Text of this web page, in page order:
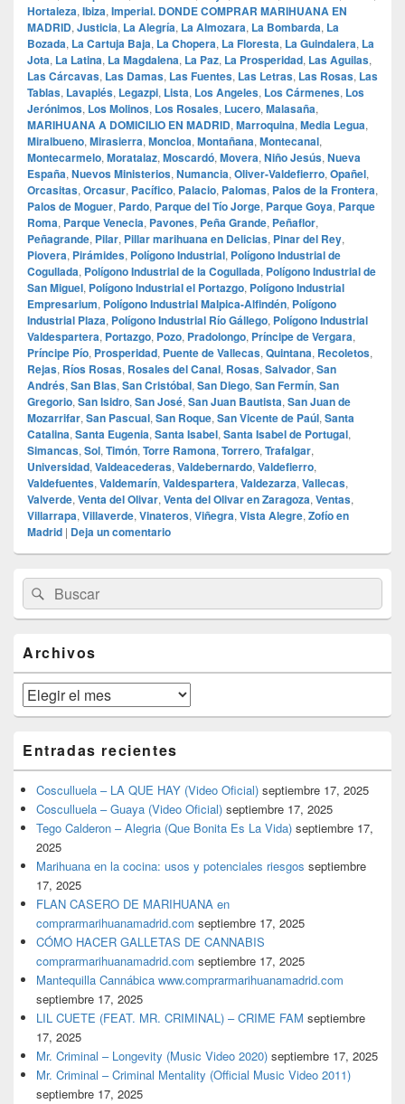
Hortaleza, Ibiza, Imperial. DONDE COMPRAR MARIHUANA EN
MADRID, Justicia, La Alegría, La Almozara, La Bombarda, La
Bozada, La Cartuja Baja, La Chopera, La Floresta, La Guindalera, La
Jota, La Latina, La Magdalena, La Paz, La Prosperidad, Las Aguilas,
Las Cárcavas, Las Damas, Las Fuentes, Las Letras, Las Rosas, Las
Tablas, Lavapiés, Legazpi, Lista, Los Angeles, Los Cármenes, Los
Jerónimos, Los Molinos, Los Rosales, Lucero, Malasaña,
MARIHUANA A DOMICILIO EN MADRID, Marroquina, Media Legua,
Miralbueno, Mirasierra, Moncloa, Montañana, Montecanal,
Montecarmelo, Moratalaz, Moscardó, Movera, Niño Jesús, Nueva
España, Nuevos Ministerios, Numancia, Oliver-Valdefierro, Opañel,
Orcasitas, Orcasur, Pacífico, Palacio, Palomas, Palos de la Frontera,
Palos de Moguer, Pardo, Parque del Tío Jorge, Parque Goya, Parque
Roma, Parque Venecia, Pavones, Peña Grande, Peñaflor,
Peñagrande, Pilar, Pillar marihuana en Delicias, Pinar del Rey,
Piovera, Pirámides, Polígono Industrial, Polígono Industrial de
Cogullada, Polígono Industrial de la Cogullada, Polígono Industrial de
San Miguel, Polígono Industrial el Portazgo, Polígono Industrial
Empresarium, Polígono Industrial Malpica-Alfindén, Polígono
Industrial Plaza, Polígono Industrial Río Gállego, Polígono Industrial
Valdespartera, Portazgo, Pozo, Pradolongo, Príncipe de Vergara,
Príncipe Pío, Prosperidad, Puente de Vallecas, Quintana, Recoletos,
Rejas, Ríos Rosas, Rosales del Canal, Rosas, Salvador, San
Andrés, San Blas, San Cristóbal, San Diego, San Fermín, San
Gregorio, San Isidro, San José, San Juan Bautista, San Juan de
Mozarrifar, San Pascual, San Roque, San Vicente de Paúl, Santa
Catalina, Santa Eugenia, Santa Isabel, Santa Isabel de Portugal,
Simancas, Sol, Timón, Torre Ramona, Torrero, Trafalgar,
Universidad, Valdeacederas, Valdebernardo, Valdefierro,
Valdefuentes, Valdemarín, Valdespartera, Valdezarza, Vallecas,
Valverde, Venta del Olivar, Venta del Olivar en Zaragoza, Ventas,
Villarrapa, Villaverde, Vinateros, Viñegra, Vista Alegre, Zofío en
Madrid | Deja un comentario
área
de
widget
lateral
primaria
Buscar
por:
Buscar
Archivos
Archivos
Entradas recientes
Cosculluela – LA QUE HAY (Video Oficial) septiembre 17, 2025
Cosculluela – Guaya (Video Oficial) septiembre 17, 2025
Tego Calderon – Alegria (Que Bonita Es La Vida) septiembre 17,
2025
Marihuana en la cocina: usos y potenciales riesgos septiembre
17, 2025
FLAN CASERO DE MARIHUANA en
comprarmarihuanamadrid.com septiembre 17, 2025
CÓMO HACER GALLETAS DE CANNABIS
comprarmarihuanamadrid.com septiembre 17, 2025
Mantequilla Cannábica www.comprarmarihuanamadrid.com
septiembre 17, 2025
LIL CUETE (FEAT. MR. CRIMINAL) – CRIME FAM septiembre
17, 2025
Mr. Criminal – Longevity (Music Video 2020) septiembre 17, 2025
Mr. Criminal – Criminal Mentality (Official Music Video 2011)
septiembre 17, 2025